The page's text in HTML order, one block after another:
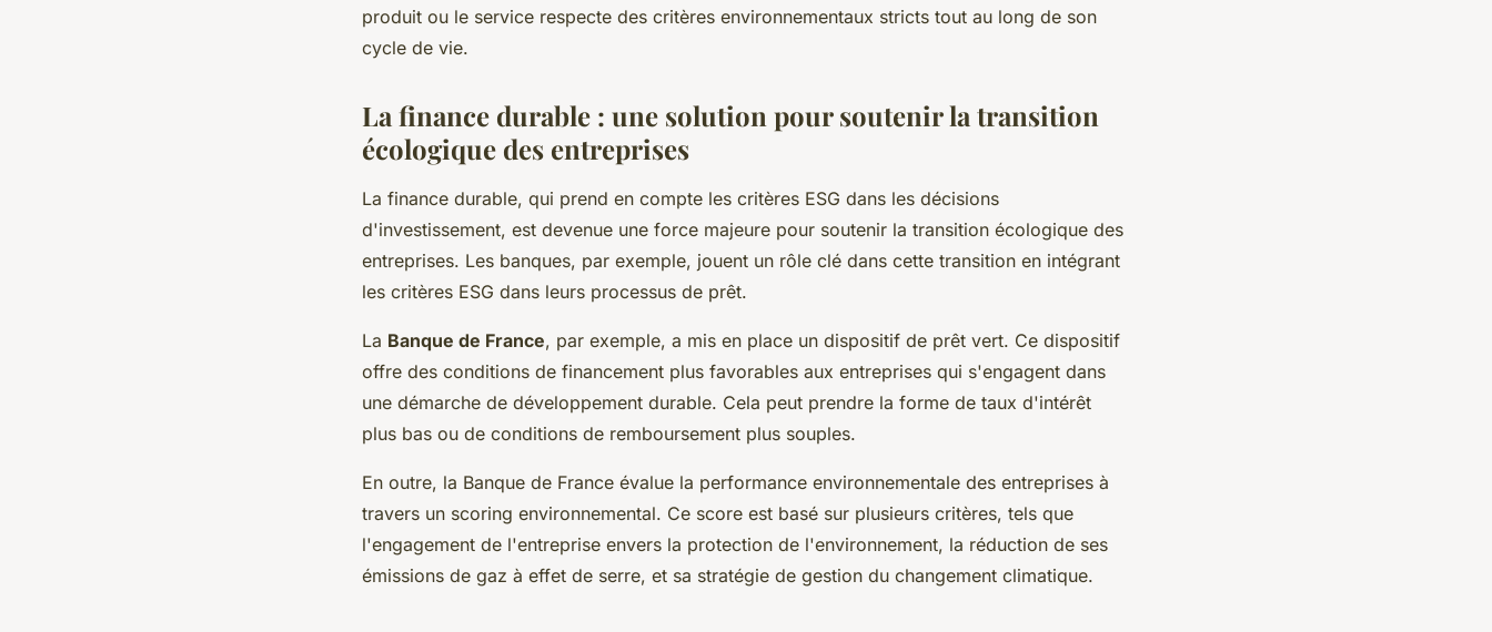
produit ou le service respecte des critères environnementaux stricts tout au long de son
cycle de vie.
La finance durable : une solution pour soutenir la transition
écologique des entreprises
La finance durable, qui prend en compte les critères ESG dans les décisions
d'investissement, est devenue une force majeure pour soutenir la transition écologique des
entreprises. Les banques, par exemple, jouent un rôle clé dans cette transition en intégrant
les critères ESG dans leurs processus de prêt.
La Banque de France, par exemple, a mis en place un dispositif de prêt vert. Ce dispositif
offre des conditions de financement plus favorables aux entreprises qui s'engagent dans
une démarche de développement durable. Cela peut prendre la forme de taux d'intérêt
plus bas ou de conditions de remboursement plus souples.
En outre, la Banque de France évalue la performance environnementale des entreprises à
travers un scoring environnemental. Ce score est basé sur plusieurs critères, tels que
l'engagement de l'entreprise envers la protection de l'environnement, la réduction de ses
émissions de gaz à effet de serre, et sa stratégie de gestion du changement climatique.